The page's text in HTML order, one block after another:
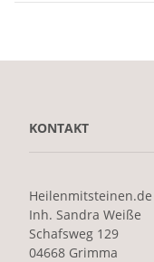
KONTAKT
Heilenmitsteinen.de
Inh. Sandra Weiße
Schafsweg 129
04668 Grimma